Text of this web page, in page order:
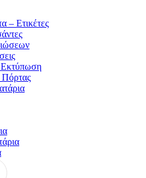
– Ετικέτες
Εκτύπωση
Πόρτας